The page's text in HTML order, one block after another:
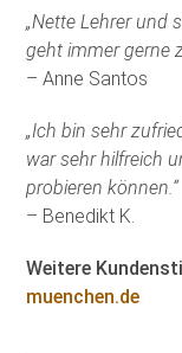
„Nette Lehrer und
geht immer gerne
– Anne Santos
„Ich bin sehr
war sehr hilfreich
probieren können.“
– Benedikt K.
Weitere
muenchen.de